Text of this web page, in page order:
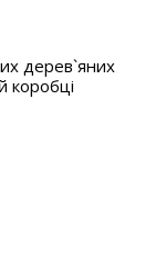
дерев`яних
коробці